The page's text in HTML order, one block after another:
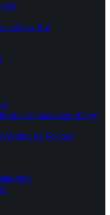
and Go Bot
og kameraer til byg
og Science